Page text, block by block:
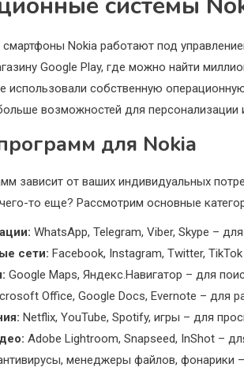
Nokia работают под
Google Play, где можно найти
использовали собственную
возможностей для персонализации
для Nokia
зависит от ваших индивидуальных
то еще? Рассмотрим основные
WhatsApp, Telegram, Viber, Skype –
сети: Facebook, Instagram, Twitter,
Google Maps, Яндекс.Навигатор – для
Office, Google Docs, Evernote – для
Netflix, YouTube, Spotify, игры – для
Adobe Lightroom, Snapseed, InShot –
менеджеры файлов, фонарики